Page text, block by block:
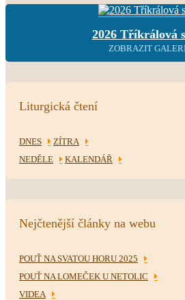
2026 Tříkrálová
ZOBRAZIT
Liturgická čtení
DNES
ZÍTRA
NEDĚLE
KALENDÁŘ
Nejčtenější články na webu
POUŤ NA SVATOU HORU 2025
POUŤ NA LOMEČEK U NETOLIC
VIDEA